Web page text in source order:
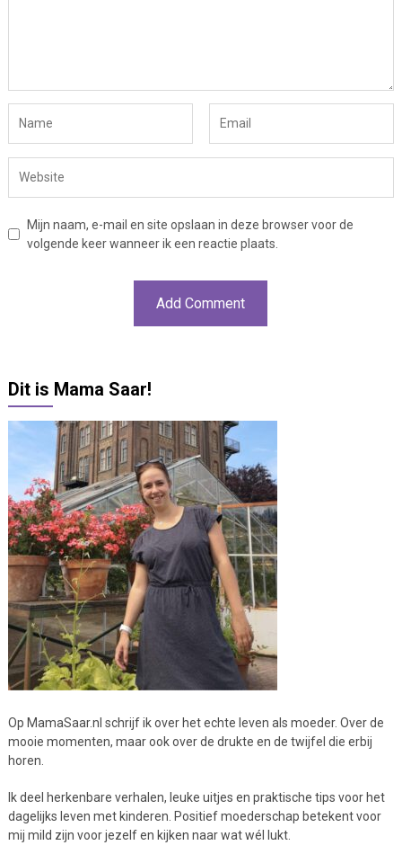
Mijn naam, e-mail en site opslaan in deze browser voor de
volgende keer wanneer ik een reactie plaats.
Dit is Mama Saar!
Op MamaSaar.nl schrijf ik over het echte leven als moeder. Over de
mooie momenten, maar ook over de drukte en de twijfel die erbij
horen.
Ik deel herkenbare verhalen, leuke uitjes en praktische tips voor het
dagelijks leven met kinderen. Positief moederschap betekent voor
mij mild zijn voor jezelf en kijken naar wat wél lukt.